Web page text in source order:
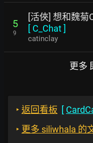
5
9
[活俠] 想和魏菊
[ C_Chat]
catinclay
更多
‣ 返回看板 [
‣ 更多 siliwhala 的